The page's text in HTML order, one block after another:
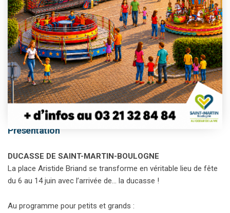
This event has passed.
Présentation
DUCASSE DE SAINT-MARTIN-BOULOGNE
La place Aristide Briand se transforme en véritable lieu de fête
du 6 au 14 juin avec l’arrivée de… la ducasse !
Au programme pour petits et grands :